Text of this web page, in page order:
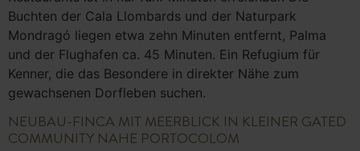
Buchten der Cala Llombards und der Naturpark
Mondragó liegen etwa zehn Minuten entfernt, Palma
und der Flughafen ca. 45 Minuten. Ein Refugium für
Kenner, die das Besondere in direkter Nähe zum
gewachsenen Dorfleben suchen.
NEUBAU-FINCA MIT MEERBLICK IN KLEINER GATED
COMMUNITY NAHE PORTOCOLOM